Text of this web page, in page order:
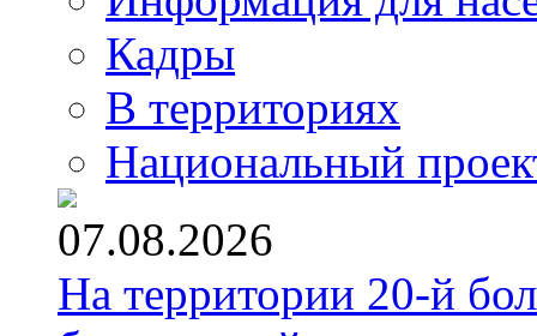
Кадры
В территориях
Национальный
07.08.2026
На территории 20-й